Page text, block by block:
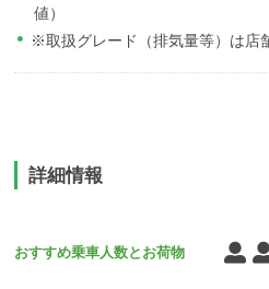
値）
※取扱グレード（排気量等）は店
詳細情報
おすすめ乗車人数とお荷物